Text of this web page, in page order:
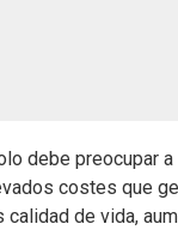
debe preocupar
costes que
de vida,